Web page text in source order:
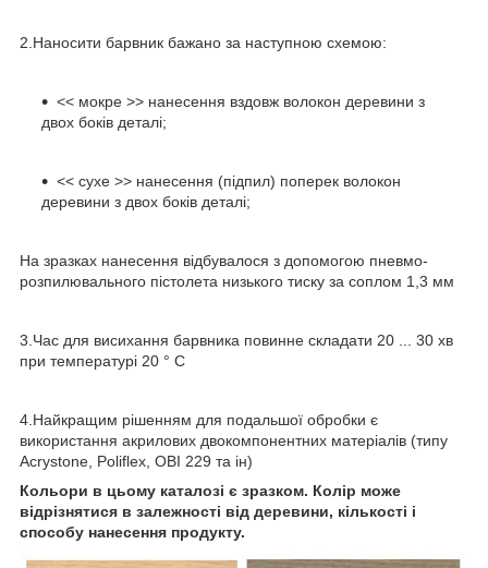
2.Наносити барвник бажано за наступною схемою:
<< мокре >> нанесення вздовж волокон деревини з
двох боків деталі;
<< сухе >> нанесення (підпил) поперек волокон
деревини з двох боків деталі;
На зразках нанесення відбувалося з допомогою пневмо-
розпилювального пістолета низького тиску за соплом 1,3 мм
3.Час для висихання барвника повинне складати 20 ... 30 хв
при температурі 20 ° С
4.Найкращим рішенням для подальшої обробки є
використання акрилових двокомпонентних матеріалів (типу
Acrystone, Poliflex, OBI 229 та ін)
Кольори в цьому каталозі є зразком. Колір може
відрізнятися в залежності від деревини, кількості і
способу нанесення продукту.